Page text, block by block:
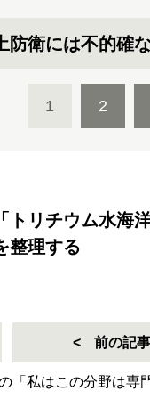
防衛には不的確
1 2
トリチウム水
整理する
前の記事
「私はこの分野は専